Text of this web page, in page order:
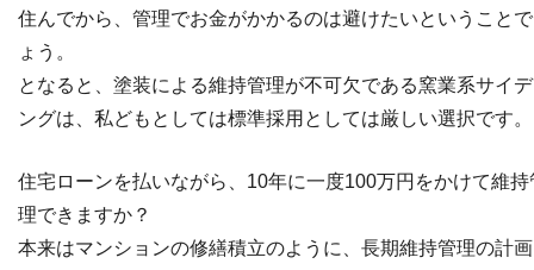
住んでから、管理でお金がかかるのは避けたいということ
ょう。
となると、塗装による維持管理が不可欠である窯業系サイ
ングは、私どもとしては標準採用としては厳しい選択です。
住宅ローンを払いながら、10年に一度100万円をかけて維持
理できますか？
本来はマンションの修繕積立のように、長期維持管理の計